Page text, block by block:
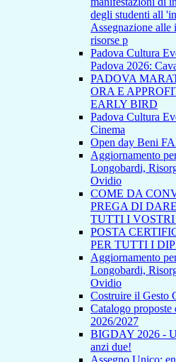
degli studenti all
Assegnazione alle
risorse p
Padova Cultura
Padova 2026:
PADOVA
ORA E
EARLY BIRD
Padova Cultura
Cinema
Open day Beni
Aggiornamento
Longobardi,
Ovidio
COME DA
PREGA DI
TUTTI I
POSTA
PER TUTTI I
Aggiornamento
Longobardi,
Ovidio
Costruire il Gesto
Catalogo
2026/2027
BIGDAY 2026 -
anzi due!